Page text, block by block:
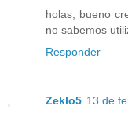
holas, bueno
no sabemos
Responder
Zeklo5 13 de